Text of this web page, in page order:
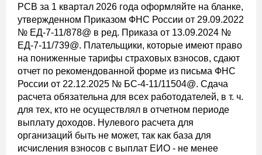
РСВ за 1 квартал 2026 года оформляйте на бланке,
утвержденном Приказом ФНС России от 29.09.2022
№ ЕД-7-11/878@ в ред. Приказа от 13.09.2024 №
ЕД-7-11/739@. Плательщики, которые имеют право
на пониженные тарифы страховых взносов, сдают
отчет по рекомендованной форме из письма ФНС
России от 22.12.2025 № БС-4-11/11504@. Сдача
расчета обязательна для всех работодателей, в т. ч.
для тех, кто не осуществлял в отчетном периоде
выплату доходов. Нулевого расчета для
организаций быть не может, так как база для
исчисления взносов с выплат ЕИО - не менее